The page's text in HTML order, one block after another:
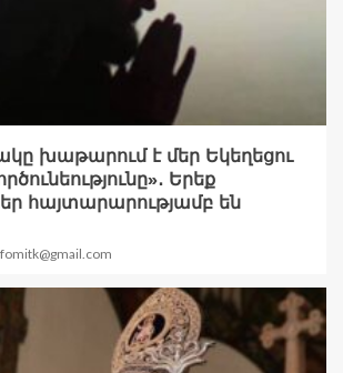
խաթարում է մեր Եկեղեցու
Երեք
հայտարարությամբ են